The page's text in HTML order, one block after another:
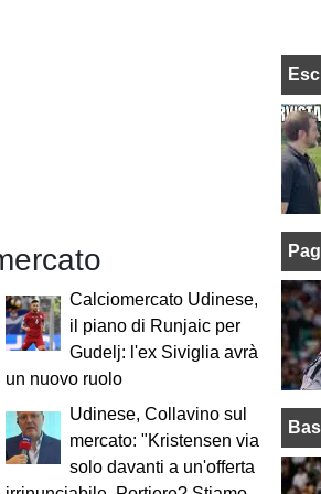
Calciomercato Udinese,
il piano di Runjaic per
Gudelj: l'ex Siviglia avrà
un nuovo ruolo
Udinese, Collavino sul
mercato: "Kristensen via
solo davanti a un'offerta